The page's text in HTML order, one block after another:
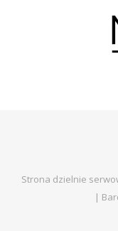
Strona dzielnie
|